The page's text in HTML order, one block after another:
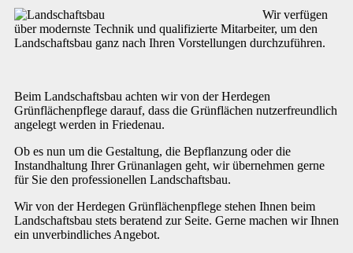
Wir verfügen
über modernste Technik und qualifizierte Mitarbeiter, um den
Landschaftsbau ganz nach Ihren Vorstellungen durchzuführen.
Beim Landschaftsbau achten wir von der Herdegen
Grünflächenpflege darauf, dass die Grünflächen nutzerfreundlich
angelegt werden in Friedenau.
Ob es nun um die Gestaltung, die Bepflanzung oder die
Instandhaltung Ihrer Grünanlagen geht, wir übernehmen gerne
für Sie den professionellen Landschaftsbau.
Wir von der Herdegen Grünflächenpflege stehen Ihnen beim
Landschaftsbau stets beratend zur Seite. Gerne machen wir Ihnen
ein unverbindliches Angebot.